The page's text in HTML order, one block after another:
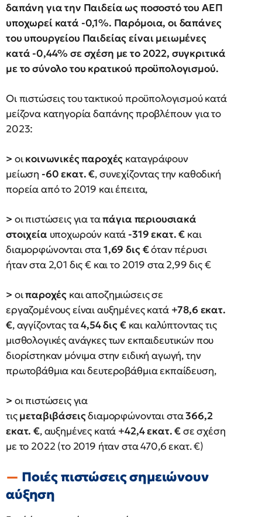
δαπάνη για την Παιδεία ως ποσοστό του ΑΕΠ
υποχωρεί κατά -0,1%. Παρόμοια, οι δαπάνες
του υπουργείου Παιδείας είναι μειωμένες
κατά -0,44% σε σχέση με το 2022, συγκριτικά
με το σύνολο του κρατικού προϋπολογισμού.
Οι πιστώσεις του τακτικού προϋπολογισμού κατά
μείζονα κατηγορία δαπάνης προβλέπουν για το
2023:
> οικοινωνικές παροχές καταγράφουν
μείωση -60 εκατ. €, συνεχίζοντας την καθοδική
πορεία από το 2019 και έπειτα,
> οι πιστώσεις για ταπάγια περιουσιακά
στοιχεία υποχωρούν κατά -319 εκατ. € και
διαμορφώνονται στα1,69 δις €όταν πέρυσι
ήταν στα 2,01 δις € και το 2019 στα 2,99 δις €
> οιπαροχές και αποζημιώσεις σε
εργαζομένους είναι αυξημένες κατά +78,6 εκατ.
€, αγγίζοντας τα4,54 δις €και καλύπτοντας τις
μισθολογικές ανάγκες των εκπαιδευτικών που
διορίστηκαν μόνιμα στην ειδική αγωγή, την
πρωτοβάθμια και δευτεροβάθμια εκπαίδευση,
> οι πιστώσεις για
τιςμεταβιβάσειςδιαμορφώνονται στα366,2
εκατ. €, αυξημένες κατά +42,4 εκατ. €σε σχέση
με το 2022 (το 2019 ήταν στα 470,6 εκατ. €)
Ποιές πιστώσεις σημειώνουν
αύξηση